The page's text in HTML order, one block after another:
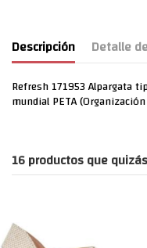
Descripción Detalle
Refresh 171953 Alpargata
mundial PETA
16 productos que